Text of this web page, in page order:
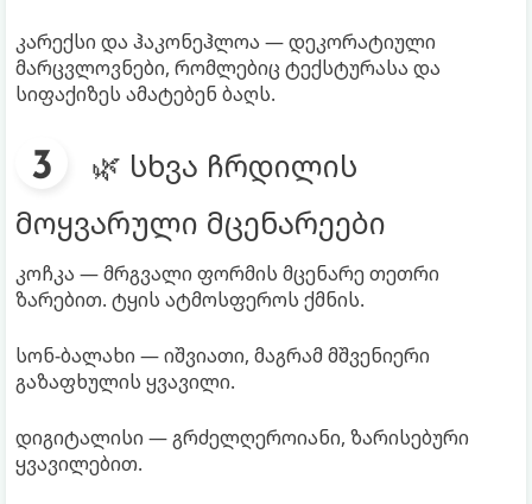
კარექსი და ჰაკონეჰლოა — დეკორატიული
მარცვლოვნები, რომლებიც ტექსტურასა და
სიფაქიზეს ამატებენ ბაღს.
🌿 სხვა ჩრდილის
მოყვარული მცენარეები
კოჩკა — მრგვალი ფორმის მცენარე თეთრი
ზარებით. ტყის ატმოსფეროს ქმნის.
სონ-ბალახი — იშვიათი, მაგრამ მშვენიერი
გაზაფხულის ყვავილი.
დიგიტალისი — გრძელღეროიანი, ზარისებური
ყვავილებით.